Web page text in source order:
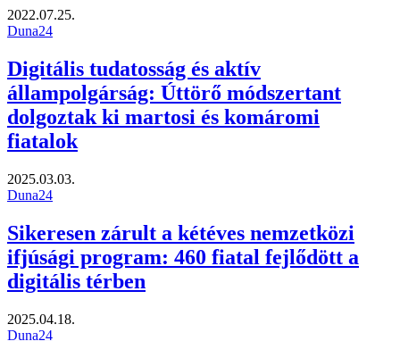
2022.07.25.
Duna24
Digitális tudatosság és aktív
állampolgárság: Úttörő módszertant
dolgoztak ki martosi és komáromi
fiatalok
2025.03.03.
Duna24
Sikeresen zárult a kétéves nemzetközi
ifjúsági program: 460 fiatal fejlődött a
digitális térben
2025.04.18.
Duna24